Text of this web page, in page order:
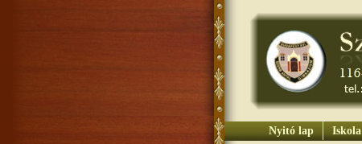
Nyitó lap Iskola